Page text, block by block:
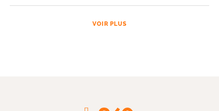
VOIR PLUS